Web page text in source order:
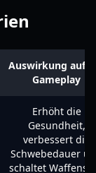
Auswirkung auf
Gameplay
Erhöht die
Gesundheit,
verbessert die
Schwebedauer
schaltet